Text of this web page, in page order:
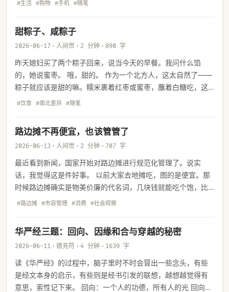
说了一声，就下了一单。
#生活 #购物 #手机 #随笔
甜粽子、咸粽子
2026-06-17 · 人间世 · 2 分钟 · 890 字
昨天媳妇买了两个粽子回来，说当今天的早餐。我问什么馅
的，她说蜜枣。 哦，甜的。 作为一个北方人，这太自然了——
粽子就应该是甜的嘛。糯米裹着红枣或蜜枣，蘸着白糖吃，这
才是端午的味道。南方人看到这种吃法大概会皱眉头：粽子怎
#饮食 #南北差异 #随笔
路边摊不再便宜，也该管管了
2026-06-13 · 人间世 · 2 分钟 · 707 字
最近看到新闻，国家开始对路边摊进行规范化管理了。说实
话，我觉得这是件好事。 以前大家去地摊吃，图的是便宜。那
时候路边摊确实是物美价廉的代名词，几块钱就能吃个饱，比
开店便宜不少。可现在呢？你留心看看就会发现，路边摊的价
了多少，有些甚至更贵。
#路边摊 #市容管理 #消费 #社会观察
华严经三题：回向、因缘和合与穿越的秘密
2026-06-11 · 德充符 · 4 分钟 · 1639 字
读《华严经》的过程中，脑子里时不时会冒出一些念头，有些
是经文本身的启示，有些则是经书引发的联想，越想越觉得有
意思，索性记下来。 回向：一个人的功德，所有人的光 回向是